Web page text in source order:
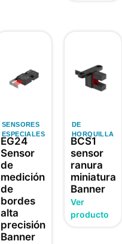
SENSORES
ESPECIALES
EG24
Sensor
de
medición
de
bordes
alta
precisión
Banner
DE
HORQUILLA
BCS1
sensor
ranura
miniatura
Banner
Ver
producto